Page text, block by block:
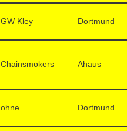
GW Kley Dortmund
Chainsmokers Ahaus
ohne Dortmund